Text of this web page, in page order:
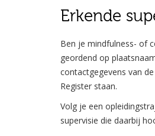
Erkende
Ben je mindfulness- of
geordend op
contactgegevens van
Register staan.
Volg je een
supervisie die daarbij